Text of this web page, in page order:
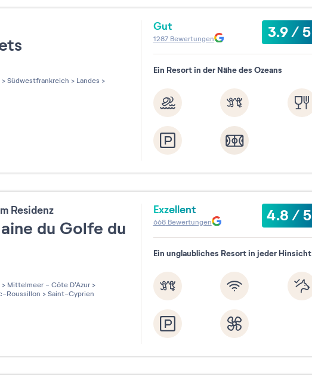
sur 5
> Südwestfrankreich > Landes >
Gut 3.9/5
1287Bewertungen
Ein Resort in der Nähe des Ozeans
Residenz
du Golfe du
sur 5
> Mittelmeer - Côte D'Azur >
Roussillon > Saint-Cyprien
Exzellent 4.8/5
668Bewertungen
Ein unglaubliches Resort in jeder Hinsicht